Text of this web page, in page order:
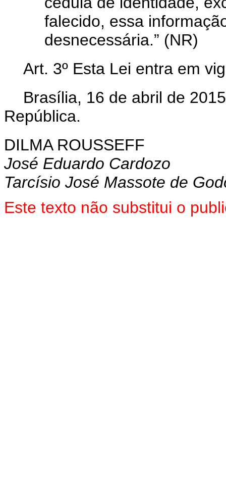
falecido, essa
desnecessária.” (NR)
Art. 3º Esta Lei entra em
Brasília, 16 de abril de
República.
DILMA ROUSSEFF
José Eduardo Cardozo
Tarcísio José Massote de
Este texto não substitui o